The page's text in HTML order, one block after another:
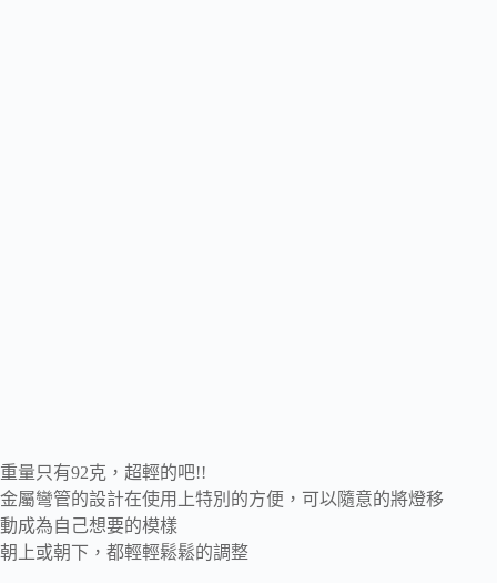
重量只有92克，超輕的吧!!
金屬彎管的設計在使用上特別的方便，可以隨意的將燈移
動成為自己想要的模樣
朝上或朝下，都輕輕鬆鬆的調整